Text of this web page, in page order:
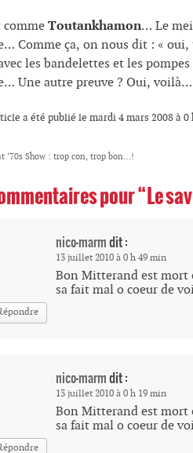
comme Toutankhamon… Le
Comme ça, on nous dit : «
les bandelettes et les
Une autre preuve ? Oui,
a été publié le mardi 4 mars 2008 à 0
’70s Show : trop con, trop bon…!
pour “Le
nico-marmdit :
13 juillet 2010 à 0 h 49 min
Bon Mitterand est mort
sa fait mal o coeur de
nico-marmdit :
13 juillet 2010 à 0 h 19 min
Bon Mitterand est mort
sa fait mal o coeur de